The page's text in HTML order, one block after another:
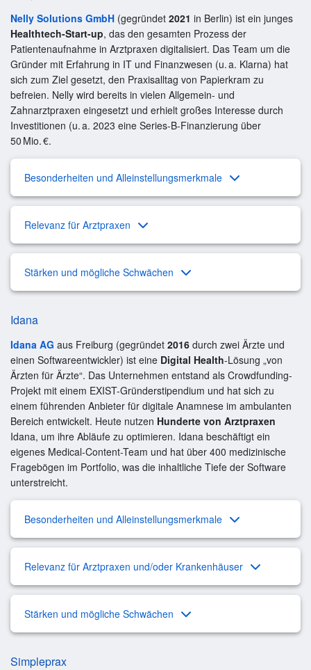
Nelly Solutions GmbH (gegründet 2021 in Berlin) ist ein junges
Healthtech-Start-up, das den gesamten Prozess der
Patientenaufnahme in Arztpraxen digitalisiert. Das Team um die
Gründer mit Erfahrung in IT und Finanzwesen (u. a. Klarna) hat
sich zum Ziel gesetzt, den Praxisalltag von Papierkram zu
befreien. Nelly wird bereits in vielen Allgemein- und
Zahnarztpraxen eingesetzt und erhielt großes Interesse durch
Investitionen (u. a. 2023 eine Series-B-Finanzierung über
50 Mio. €.
Besonderheiten und Alleinstellungsmerkmale
Relevanz für Arztpraxen
Stärken und mögliche Schwächen
Idana
Idana AG aus Freiburg (gegründet 2016 durch zwei Ärzte und
einen Softwareentwickler) ist eine Digital Health-Lösung „von
Ärzten für Ärzte“. Das Unternehmen entstand als Crowdfunding-
Projekt mit einem EXIST-Gründerstipendium und hat sich zu
einem führenden Anbieter für digitale Anamnese im ambulanten
Bereich entwickelt. Heute nutzen Hunderte von Arztpraxen
Idana, um ihre Abläufe zu optimieren. Idana beschäftigt ein
eigenes Medical-Content-Team und hat über 400 medizinische
Fragebögen im Portfolio, was die inhaltliche Tiefe der Software
unterstreicht.
Besonderheiten und Alleinstellungsmerkmale
Relevanz für Arztpraxen und/oder Krankenhäuser
Stärken und mögliche Schwächen
Simpleprax